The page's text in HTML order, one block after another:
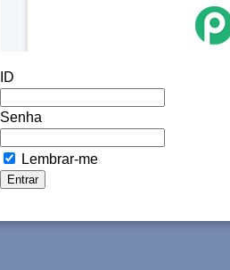
ID
Senha
Lembrar-me